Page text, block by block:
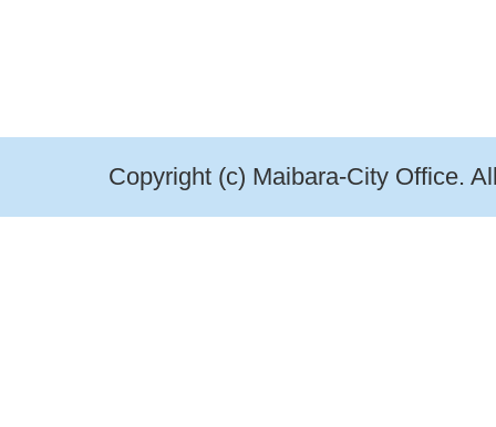
Copyright (c) Maibara-City Office.